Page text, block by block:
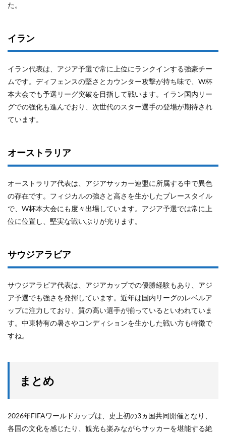
た。
イラン
イラン代表は、アジア予選で常に上位にランクインする強豪チー
ムです。ディフェンスの堅さとカウンター攻撃が持ち味で、W杯
本大会でも予選リーグ突破を目指して戦います。イラン国内リー
グでの強化も進んでおり、次世代のスター選手の登場が期待され
ています。
オーストラリア
オーストラリア代表は、アジアサッカー連盟に所属する中で異色
の存在です。フィジカルの強さと高さを生かしたプレースタイル
で、W杯本大会にも度々出場しています。アジア予選では常に上
位に位置し、堅実な戦いぶりが光ります。
サウジアラビア
サウジアラビア代表は、アジアカップでの優勝経験もあり、アジ
ア予選でも強さを発揮しています。近年は国内リーグのレベルア
ップに注力しており、質の高い選手が揃っているといわれていま
す。中東特有の暑さやコンディションを生かした戦い方も特徴で
すね。
まとめ
2026年FIFAワールドカップは、史上初の3ヵ国共同開催となり、
各国の文化を感じたり、観光も楽みながらサッカーを堪能する絶